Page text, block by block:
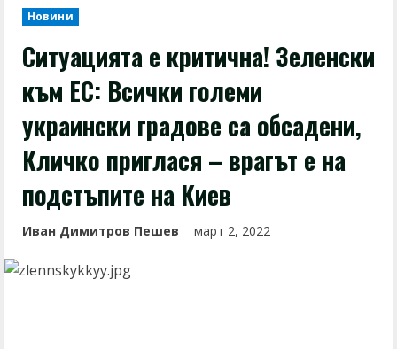
Новини
Ситуацията е критична! Зеленски
към ЕС: Всички големи
украински градове са обсадени,
Кличко приглася – врагът е на
подстъпите на Киев
Иван Димитров Пешев март 2, 2022